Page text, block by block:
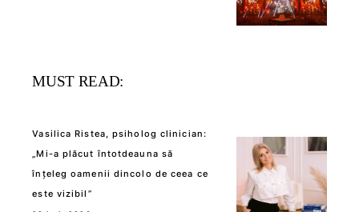
MUST READ:
Vasilica Ristea, psiholog clinician:
„Mi-a plăcut întotdeauna să
înțeleg oamenii dincolo de ceea ce
este vizibil”